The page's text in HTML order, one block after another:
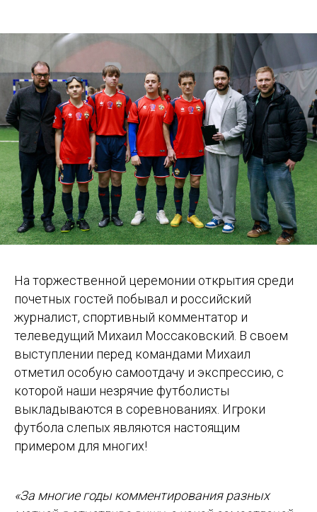
На торжественной церемонии открытия среди
почетных гостей побывал и российский
журналист, спортивный комментатор и
телеведущий Михаил Моссаковский. В своем
выступлении перед командами Михаил
отметил особую самоотдачу и экспрессию, с
которой наши незрячие футболисты
выкладываются в соревнованиях. Игроки
футбола слепых являются настоящим
примером для многих!
«За многие годы комментирования разных